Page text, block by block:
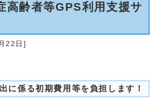
高齢者等GPS利用支援サ
22日 ]
に係る初期費用等を負担します！